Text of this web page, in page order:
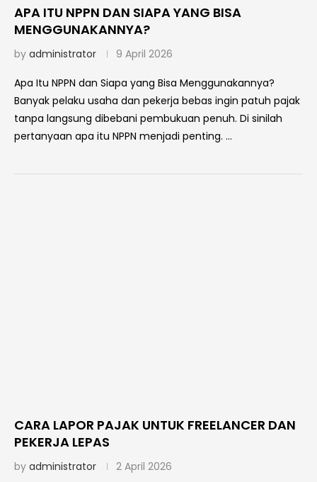
APA ITU NPPN DAN SIAPA YANG BISA
MENGGUNAKANNYA?
by administrator 9 April 2026
Apa Itu NPPN dan Siapa yang Bisa Menggunakannya?
Banyak pelaku usaha dan pekerja bebas ingin patuh pajak
tanpa langsung dibebani pembukuan penuh. Di sinilah
pertanyaan apa itu NPPN menjadi penting. …
CARA LAPOR PAJAK UNTUK FREELANCER DAN
PEKERJA LEPAS
by administrator 2 April 2026